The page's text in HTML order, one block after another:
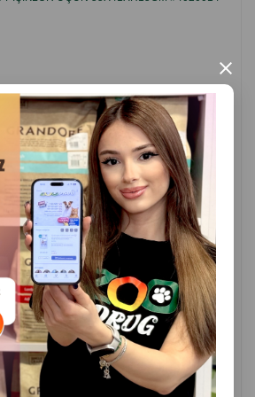
×
Qiymət
Almaq
26.00
ALMAQ